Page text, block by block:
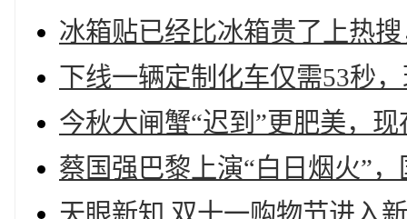
冰箱贴已经比冰箱贵了上热
下线一辆定制化车仅需53秒
今秋大闸蟹“迟到”更肥美，
蔡国强巴黎上演“白日烟火”